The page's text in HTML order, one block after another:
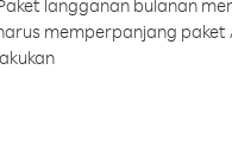
langganan bulanan
memperpanjang